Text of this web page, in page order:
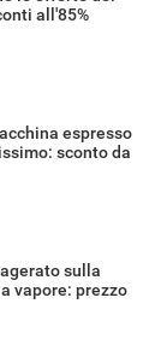
all'85%
espresso
sconto da
sulla
vapore: prezzo